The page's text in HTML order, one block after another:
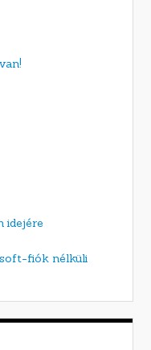
idejére
fiók nélküli